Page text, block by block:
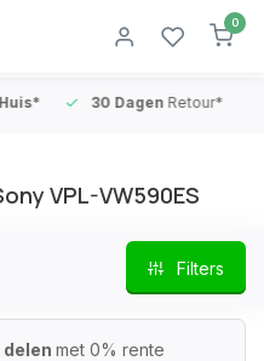
0
30 DagenRetour*
VPL-VW590ES
Filters
met 0% rente